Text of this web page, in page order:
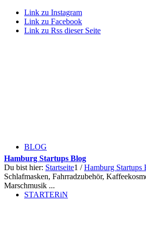
Link zu Instagram
Link zu Facebook
Link zu Rss dieser Seite
BLOG
STARTERiN
Hamburg Startups Blog
Du bist hier: Startseite1 / Hamburg Startups
Schlafmasken, Fahrradzubehör,
Marschmusik ...